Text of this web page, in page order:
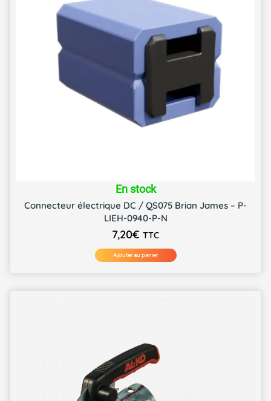
En stock
Connecteur électrique DC / QS075 Brian James – P-
LIEH-0940-P-N
7,20€ TTC
Ajouter au panier